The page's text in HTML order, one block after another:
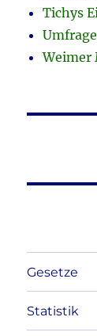
Tichys
Weimer
Gesetze
Statistik